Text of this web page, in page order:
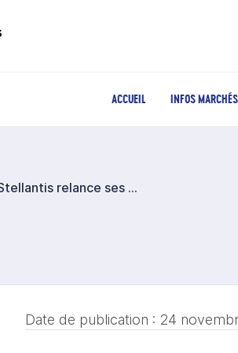
ACCUEIL INFOS MARCHÉS
Stellantis relance ses ambitions en Inde
Date de publication : 24